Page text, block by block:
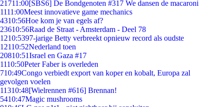
21711:00[SBS6] De Bondgenoten #317 We dansen de macaroni
1111:00Meest innovatieve game mechanics
4310:56Hoe kom je van egels af?
23610:56Raad de Straat - Amsterdam - Deel 78
1210:5397-jarige Betty verbreekt opnieuw record als oudste
12110:52Nederland toen
20810:51Israel en Gaza #17
1110:50Peter Faber is overleden
710:49Congo verbiedt export van koper en kobalt, Europa zal
gevolgen voelen
11310:48[Wielrennen #616] Brennan!
5410:47Magic mushrooms